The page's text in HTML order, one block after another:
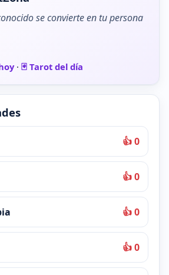
se convierte en tu persona
· 🃏 Tarot del día
👍 0
👍 0
👍 0
👍 0